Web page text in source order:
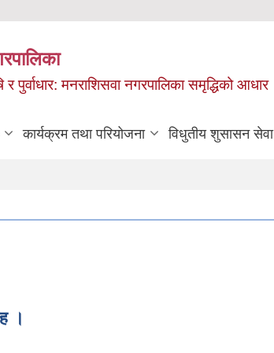
र पुर्वाधार: मनराशिसवा नगरपालिका समृद्धिको आधार
कार्यक्रम तथा परियोजना विधुतीय शुसासन सेवा
।